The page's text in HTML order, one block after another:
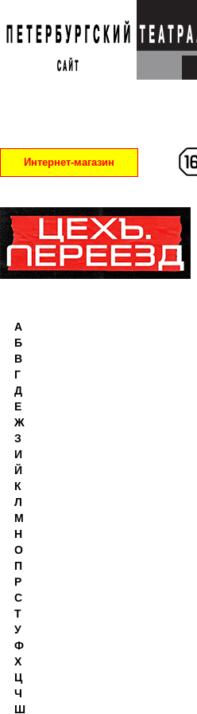
Интернет-магазин
А
Б
В
Г
Д
Е
Ж
З
И
Й
К
Л
М
Н
О
П
Р
С
Т
У
Ф
Х
Ц
Ч
Ш